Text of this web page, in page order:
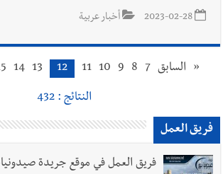
2023-02-28 أخبار عربية
« السابق 7
8
9
10
11
12
13
14
النتائج : 432
فريق العمل
فريق العمل في موقع جريدة